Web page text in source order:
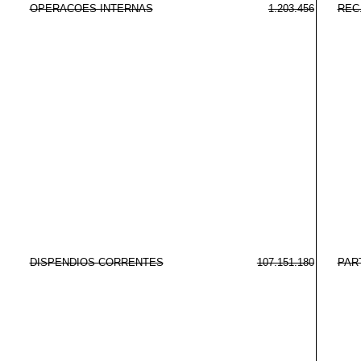
OPERACOES INTERNAS 1.203.456
DISPENDIOS CORRENTES 107.151.180